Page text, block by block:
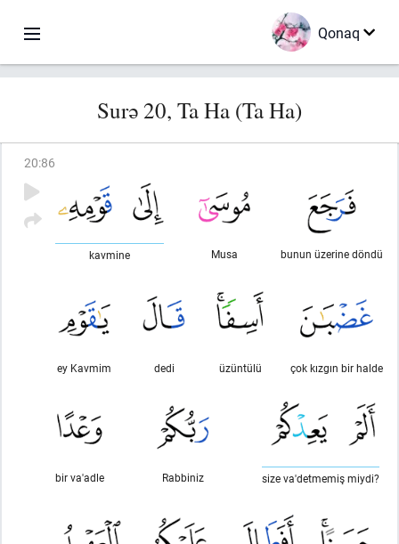
Qonaq
Surə 20, Ta Ha (Ta Ha)
20:86
bunun üzerine döndü
Musa
kavmine
çok kızgın bir halde
üzüntülü
dedi
ey Kavmim
size va'detmemiş miydi?
Rabbiniz
bir va'adle